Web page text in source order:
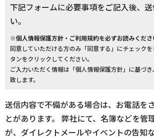
下記フォームに必要事項をご記入後、
い。
※個人情報保護方針・ご利用規約を必ずお読みくださ
同意していただける方のみ「同意する」にチェック
タンをクリックしてください。
ご入力いただく情報は「個人情報保護方針」に基づ
致します。
送信内容で不備がある場合は、お電話を
とがあります。 弊社にて、名簿などを管
が、ダイレクトメールやイベントの告知